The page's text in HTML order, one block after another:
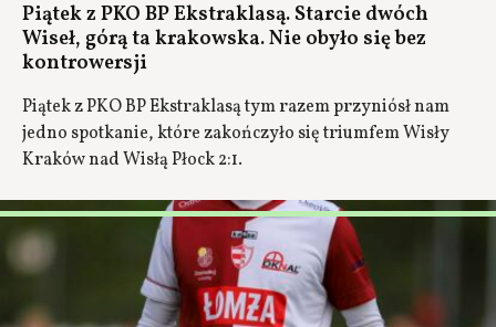
Piątek z PKO BP Ekstraklasą. Starcie dwóch
Wiseł, górą ta krakowska. Nie obyło się bez
kontrowersji
Piątek z PKO BP Ekstraklasą tym razem przyniósł nam
jedno spotkanie, które zakończyło się triumfem Wisły
Kraków nad Wisłą Płock 2:1.